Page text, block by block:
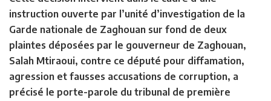
instruction ouverte par l’unité d’investigation de la
Garde nationale de Zaghouan sur fond de deux
plaintes déposées par le gouverneur de Zaghouan,
Salah Mtiraoui, contre ce député pour diffamation,
agression et fausses accusations de corruption, a
précisé le porte-parole du tribunal de première